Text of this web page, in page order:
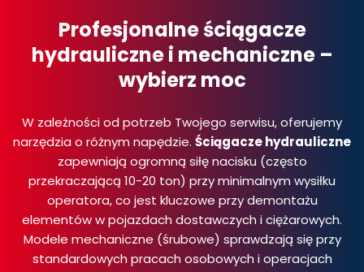
Profesjonalne ściągacze
hydrauliczne i mechaniczne –
wybierz moc
W zależności od potrzeb Twojego serwisu, oferujemy
narzędzia o różnym napędzie. Ściągacze hydrauliczne
zapewniają ogromną siłę nacisku (często
przekraczającą 10-20 ton) przy minimalnym wysiłku
operatora, co jest kluczowe przy demontażu
elementów w pojazdach dostawczych i ciężarowych.
Modele mechaniczne (śrubowe) sprawdzają się przy
standardowych pracach osobowych i operacjach